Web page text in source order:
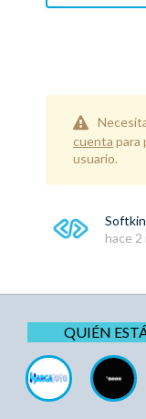
cuenta para
usuario.
hace 2
QUIÉN